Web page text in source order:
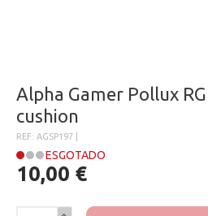
Alpha Gamer Pollux
cushion
REF: AGSP197 |
ESGOTADO
10,00 €